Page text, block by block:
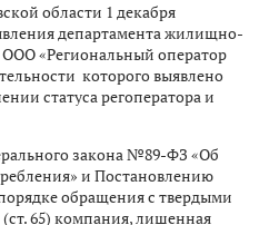
области 1 декабря
департамента жилищно-
«Региональный оператор
которого выявлено
статуса регоператора и
закона №89-ФЗ «Об
и Постановлению
обращения с твердыми
65) компания, лишенная